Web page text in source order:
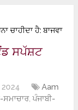
ਚਾਹੀਦਾ ਹੈ: ਬਾਜਵਾ
ਸਪੱਸ਼ਟ
2024
Aam
ਸਮਾਚਾਰ,ਪੰਜਾਬੀ-